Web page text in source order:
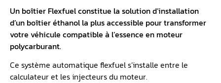
Un boîtier Flexfuel constitue la solution d’installation
d’un boîtier éthanol la plus accessible pour transformer
votre véhicule compatible à l’essence en moteur
polycarburant.
Ce système automatique flexfuel s’installe entre le
calculateur et les injecteurs du moteur.